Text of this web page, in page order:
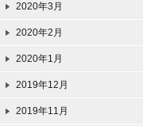
2020年3月
2020年2月
2020年1月
2019年12月
2019年11月